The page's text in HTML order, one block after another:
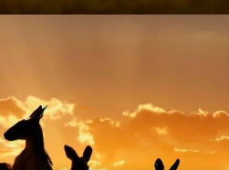
International Flag Display.